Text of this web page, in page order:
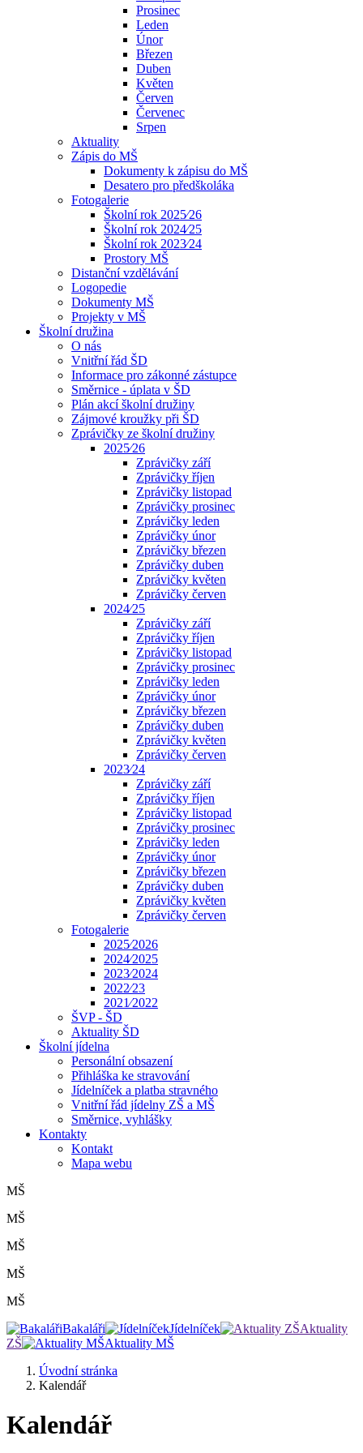
Prosinec
Leden
Únor
Březen
Duben
Květen
Červen
Červenec
Srpen
Aktuality
Zápis do MŠ
Dokumenty k zápisu do MŠ
Desatero pro předškoláka
Fotogalerie
Školní rok 2025⁄26
Školní rok 2024⁄25
Školní rok 2023⁄24
Prostory MŠ
Distanční vzdělávání
Logopedie
Dokumenty MŠ
Projekty v MŠ
Školní družina
O nás
Vnitřní řád ŠD
Informace pro zákonné zástupce
Směrnice - úplata v ŠD
Plán akcí školní družiny
Zájmové kroužky při ŠD
Zprávičky ze školní družiny
2025⁄26
Zprávičky září
Zprávičky říjen
Zprávičky listopad
Zprávičky prosinec
Zprávičky leden
Zprávičky únor
Zprávičky březen
Zprávičky duben
Zprávičky květen
Zprávičky červen
2024⁄25
Zprávičky září
Zprávičky říjen
Zprávičky listopad
Zprávičky prosinec
Zprávičky leden
Zprávičky únor
Zprávičky březen
Zprávičky duben
Zprávičky květen
Zprávičky červen
2023⁄24
Zprávičky září
Zprávičky říjen
Zprávičky listopad
Zprávičky prosinec
Zprávičky leden
Zprávičky únor
Zprávičky březen
Zprávičky duben
Zprávičky květen
Zprávičky červen
Fotogalerie
2025⁄2026
2024⁄2025
2023⁄2024
2022⁄23
2021⁄2022
ŠVP - ŠD
Aktuality ŠD
Školní jídelna
Personální obsazení
Přihláška ke stravování
Jídelníček a platba stravného
Vnitřní řád jídelny ZŠ a MŠ
Směrnice, vyhlášky
Kontakty
Kontakt
Mapa webu
MŠ
MŠ
MŠ
MŠ
MŠ
Bakaláři
Jídelníček
Aktuality
ZŠ
Aktuality MŠ
Úvodní stránka
Kalendář
Kalendář